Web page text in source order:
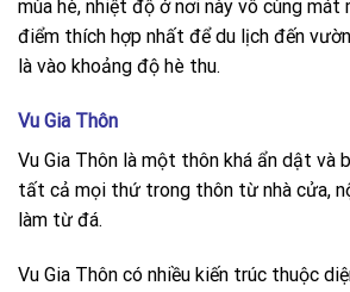
mùa hè, nhiệt độ ở nơi này vô cùng mát
điểm thích hợp nhất để du lịch đến
là vào khoảng độ hè thu.
Vu Gia Thôn
Vu Gia Thôn là một thôn khá ẩn dật và
tất cả mọi thứ trong thôn từ nhà cửa,
làm từ đá.
Vu Gia Thôn có nhiều kiến trúc thuộc